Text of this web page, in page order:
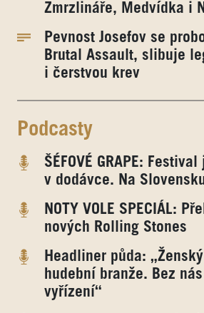
Zmrzlináře, Medvídka i
Pevnost Josefov se
Brutal Assault, slibuje
i čerstvou krev
Podcasty
ŠÉFOVÉ GRAPE:
v dodávce. Na
NOTY VOLE SPECIÁL:
nových Rolling Stones
Headliner půda:
hudební branže. Bez
vyřízení“